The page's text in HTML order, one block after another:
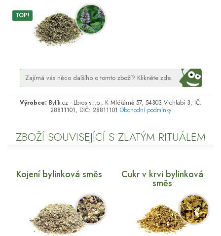
TOP!
Zajímá vás něco dalšího o tomto zboží? Klikněte zde.
Výrobce: Bylík.cz - Lbros s.r.o., K Mlékárně 57, 54303 Vrchlabí 3, IČ:
28811101, DIČ: 28811101 Obchodní podmínky
ZBOŽÍ SOUVISEJÍCÍ S ZLATÝM RITUÁLEM
Kojení bylinková směs Cukr v krvi bylinková
směs